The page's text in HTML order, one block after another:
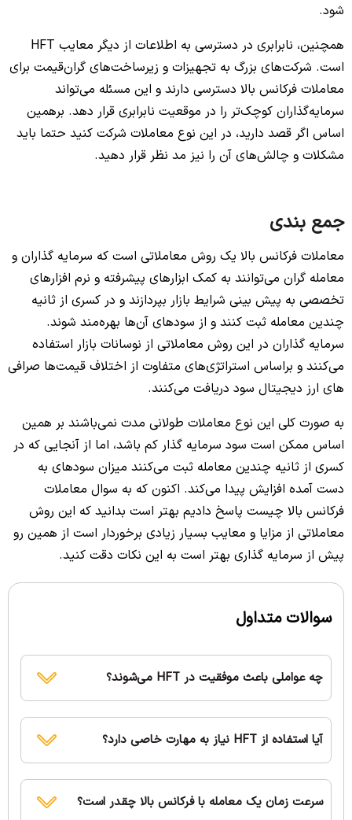
شود.
همچنین، نابرابری در دسترسی به اطلاعات از دیگر معایب HFT
است. شرکت‌های بزرگ به تجهیزات و زیرساخت‌های گران‌قیمت برای
معاملات فرکانس بالا دسترسی دارند و این مسئله می‌تواند
سرمایه‌گذاران کوچک‌تر را در موقعیت نابرابری قرار دهد. برهمین
اساس اگر قصد دارید، در این نوع معاملات شرکت کنید حتما باید
مشکلات و چالش‌های آن را نیز مد نظر قرار دهید.
جمع بندی
معاملات فرکانس بالا یک روش معاملاتی است که سرمایه گذاران و
معامله گران می‌توانند به کمک ابزارهای پیشرفته و نرم افزارهای
تخصصی به پیش بینی شرایط بازار بپردازند و در کسری از ثانیه
چندین معامله ثبت کنند و از سودهای آن‌ها بهره‌مند شوند.
سرمایه گذاران در این روش معاملاتی از نوسانات بازار استفاده
می‌کنند و براساس استراتژی‌های متفاوت از اختلاف قیمت‌ها صرافی
های ارز دیجیتال سود دریافت می‌کنند.
به صورت کلی این نوع معاملات طولانی مدت نمی‌باشند بر همین
اساس ممکن است سود سرمایه گذار کم باشد، اما از آنجایی که در
کسری از ثانیه چندین معامله ثبت می‌کنند میزان سودهای به
دست آمده افزایش پیدا می‌کند. اکنون که به سوال معاملات
فرکانس بالا چیست پاسخ دادیم بهتر است بدانید که این روش
معاملاتی از مزایا و معایب بسیار زیادی برخوردار است از همین رو
پیش از سرمایه گذاری بهتر است به این نکات دقت کنید.
سوالات متداول
چه عواملی باعث موفقیت در HFT می‌شوند؟
آیا استفاده از HFT نیاز به مهارت خاصی دارد؟
سرعت زمان یک معامله با فرکانس بالا چقدر است؟